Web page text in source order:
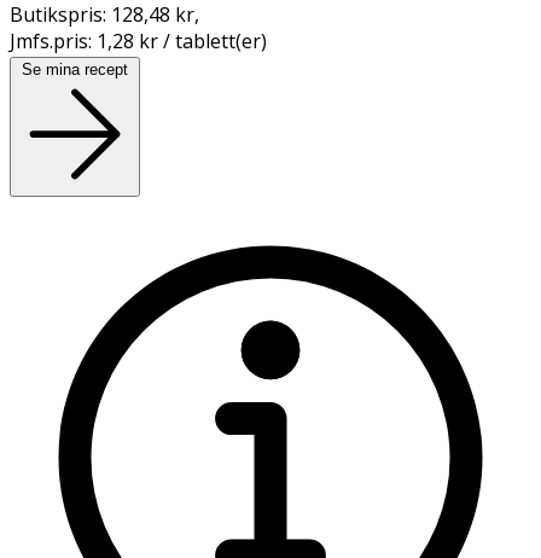
Butikspris: 128,48 kr,
Jmfs.pris: 1,28 kr / tablett(er)
Se mina recept